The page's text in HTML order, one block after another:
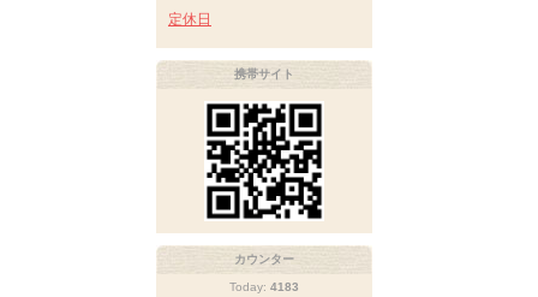
定休日
携帯サイト
カウンター
Today: 4183